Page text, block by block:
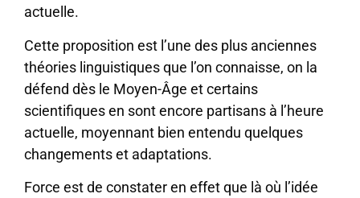
actuelle.
Cette proposition est l’une des plus anciennes
théories linguistiques que l’on connaisse, on la
défend dès le Moyen-Âge et certains
scientifiques en sont encore partisans à l’heure
actuelle, moyennant bien entendu quelques
changements et adaptations.
Force est de constater en effet que là où l’idée